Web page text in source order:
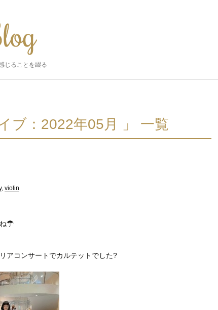
じることを綴る
ブ：2022年05月 」 一覧
, violin
ね☂
アコンサートでカルテットでした?